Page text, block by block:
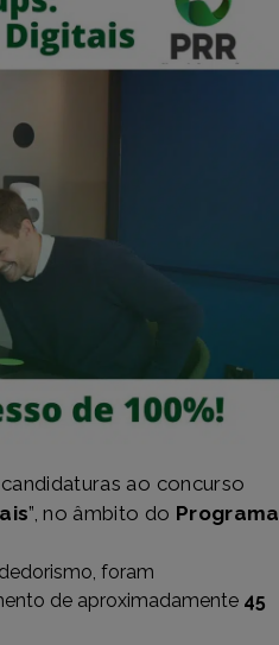
ao concurso
”, no âmbito do Programa
foram
de aproximadamente 45